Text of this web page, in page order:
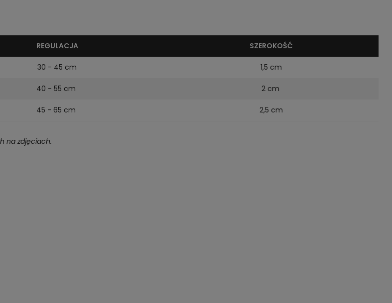
REGULACJA SZEROKOŚĆ
30 - 45 cm 1,5 cm
40 - 55 cm 2 cm
45 - 65 cm 2,5 cm
na zdjęciach.